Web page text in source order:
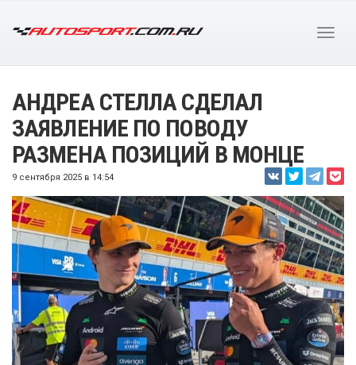
АНДРЕА СТЕЛЛА СДЕЛАЛ
ЗАЯВЛЕНИЕ ПО ПОВОДУ
РАЗМЕНА ПОЗИЦИЙ В МОНЦЕ
9 сентября 2025 в 14:54